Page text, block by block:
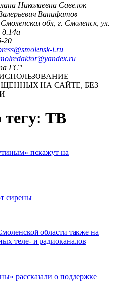
Николаевна Савенок
Ванифатов
обл, г. Смоленск, ул.
д.14а
20
i.ru
ГС"
НА САЙТЕ, БЕЗ
тегу: ТВ
покажут на
сирены
области также на
теле- и радиоканалов
рассказали о поддержке